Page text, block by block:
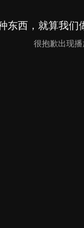
东西，就算我们
很抱歉出现播